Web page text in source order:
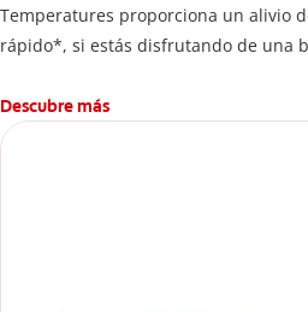
Temperatures proporciona un alivio
rápido*, si estás disfrutando de una
Descubre más